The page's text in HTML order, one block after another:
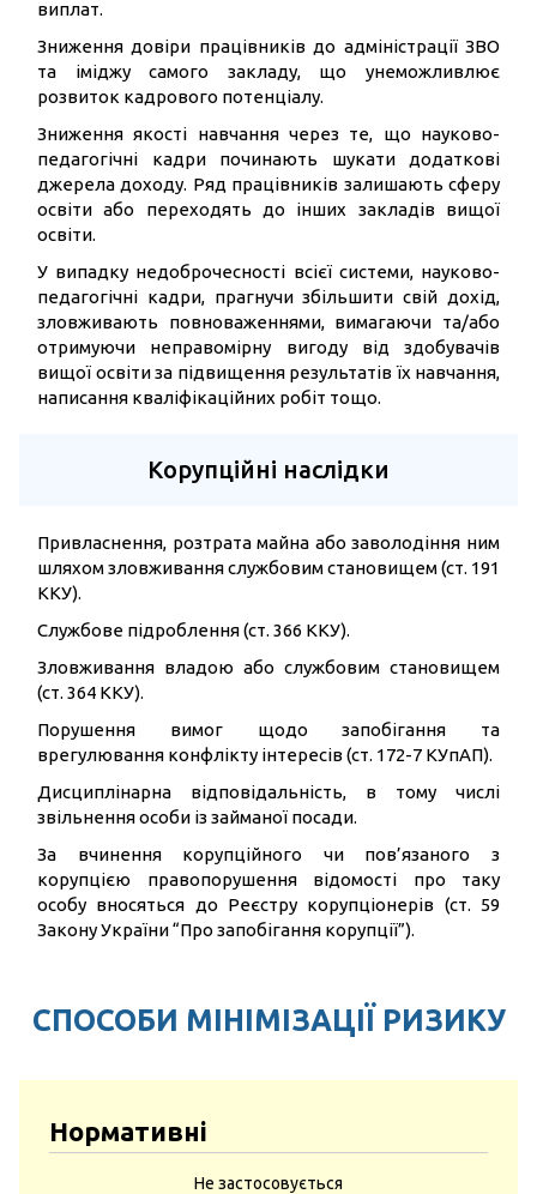
виплат.
Зниження довіри працівників до адміністрації ЗВО
та іміджу самого закладу, що унеможливлює
розвиток кадрового потенціалу.
Зниження якості навчання через те, що науково-
педагогічні кадри починають шукати додаткові
джерела доходу. Ряд працівників залишають сферу
освіти або переходять до інших закладів вищої
освіти.
У випадку недоброчесності всієї системи, науково-
педагогічні кадри, прагнучи збільшити свій дохід,
зловживають повноваженнями, вимагаючи та/або
отримуючи неправомірну вигоду від здобувачів
вищої освіти за підвищення результатів їх навчання,
написання кваліфікаційних робіт тощо.
Корупційні наслідки
Привласнення, розтрата майна або заволодіння ним
шляхом зловживання службовим становищем (ст. 191
ККУ).
Службове підроблення (ст. 366 ККУ).
Зловживання владою або службовим становищем
(ст. 364 ККУ).
Порушення вимог щодо запобігання та
врегулювання конфлікту інтересів (ст. 172-7 КУпАП).
Дисциплінарна відповідальність, в тому числі
звільнення особи із займаної посади.
За вчинення корупційного чи пов’язаного з
корупцією правопорушення відомості про таку
особу вносяться до Реєстру корупціонерів (ст. 59
Закону України “Про запобігання корупції”).
СПОСОБИ МІНІМІЗАЦІЇ РИЗИКУ
Нормативні
Не застосовується